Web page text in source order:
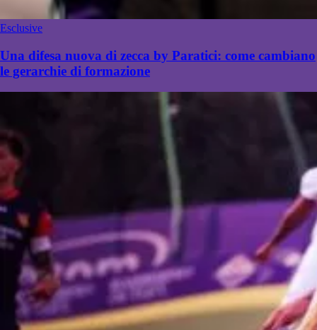
Esclusive
Una difesa nuova di zecca by Paratici: come cambiano
le gerarchie di formazione